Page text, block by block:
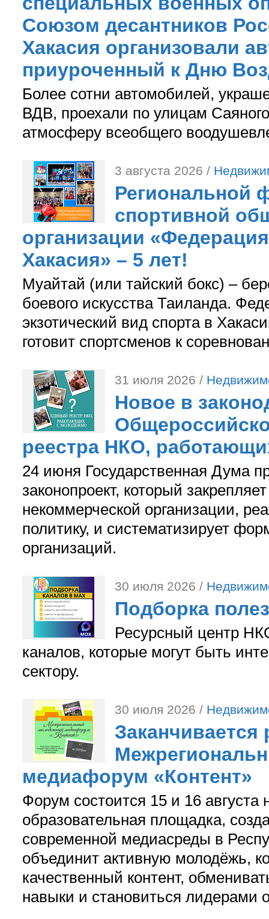
Союзом десантников
Хакасия организовали
приуроченный к Дню
Более сотни автомобилей,
ВДВ, проехали по улицам
атмосферу всеобщего
3 августа 2026 /
Региональной
спортивной
организации
Хакасия» – 5 лет!
Муайтай (или тайский бокс) –
боевого искусства Таиланда.
экзотический вид спорта в
готовит спортсменов к
31 июля 2026 /
Новое в
реестра НКО,
24 июня Государственная Дума
законопроект, который
некоммерческой организации,
политику, и систематизирует
организаций.
30 июля 2026 /
Подборка
Ресурсный центр
каналов, которые могут быть
сектору.
30 июля 2026 /
Заканчивается
медиафорум «Контент»
Форум состоится 15 и 16
образовательная площадка,
современной медиасреды в
объединит активную молодёжь,
качественный контент,
навыки и становиться лидерами